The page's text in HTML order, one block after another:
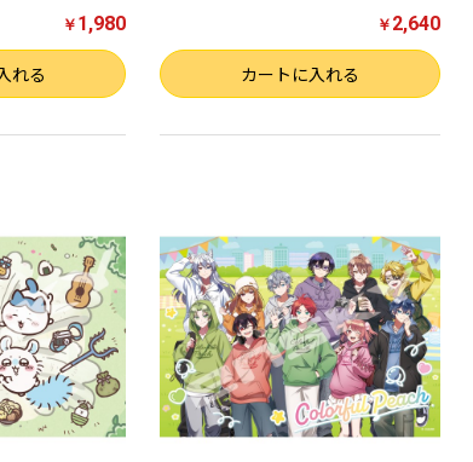
￥ 1,980
れる
￥ 2,640
数量 カートに入れる